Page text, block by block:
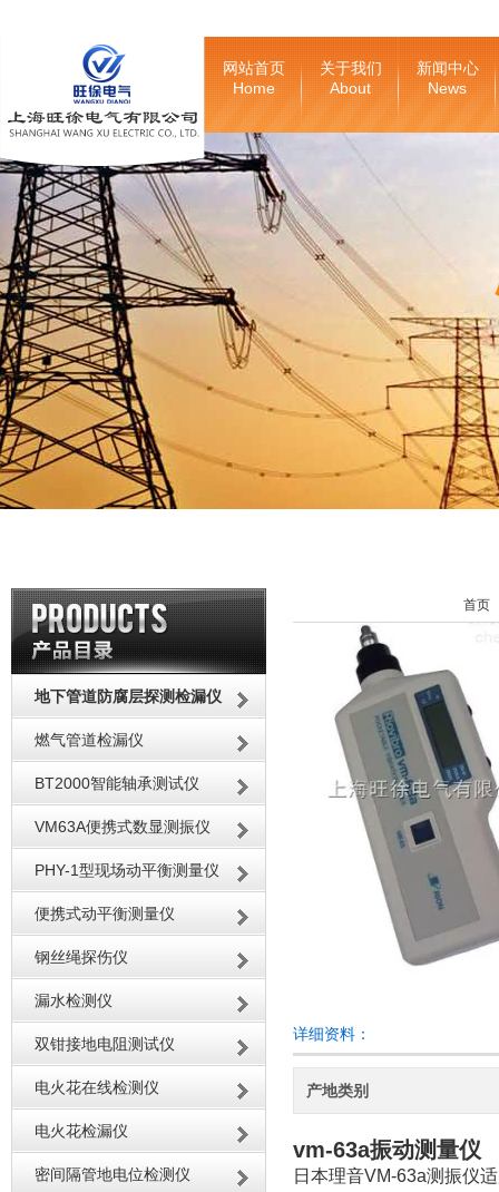
网站首页
Home
关于我们
About
新闻中心
News
地下管道防腐层探测检漏仪
燃气管道检漏仪
BT2000智能轴承测试仪
VM63A便携式数显测振仪
PHY-1型现场动平衡测量仪
便携式动平衡测量仪
钢丝绳探伤仪
漏水检测仪
双钳接地电阻测试仪
电火花在线检测仪
电火花检漏仪
密间隔管地电位检测仪
首页
详细资料：
产地类别
vm-63a振动测量仪
日本理音VM-63a测振仪